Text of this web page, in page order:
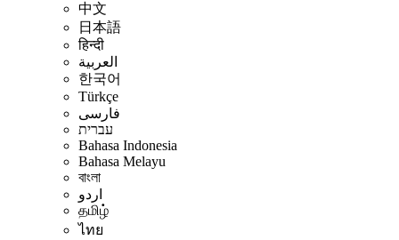
中文
日本語
हिन्दी
العربية
한국어
Türkçe
فارسی
עברית
Bahasa Indonesia
Bahasa Melayu
বাংলা
اردو
தமிழ்
ไทย